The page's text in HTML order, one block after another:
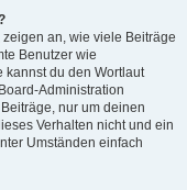
an, wie viele Beiträge
Benutzer wie
kannst du den Wortlaut
Administration
nur um deinen
Verhalten nicht und ein
Umständen einfach